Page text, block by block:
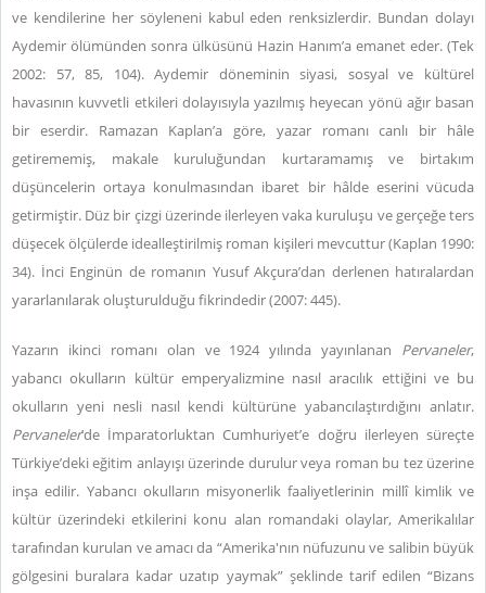
ve kendilerine her söyleneni kabul eden renksizlerdir. Bundan dolayı
Aydemir ölümünden sonra ülküsünü Hazin Hanım’a emanet eder. (Tek
2002: 57, 85, 104). Aydemir döneminin siyasi, sosyal ve kültürel
havasının kuvvetli etkileri dolayısıyla yazılmış heyecan yönü ağır basan
bir eserdir. Ramazan Kaplan’a göre, yazar romanı canlı bir hâle
getirememiş, makale kuruluğundan kurtaramamış ve birtakım
düşüncelerin ortaya konulmasından ibaret bir hâlde eserini vücuda
getirmiştir. Düz bir çizgi üzerinde ilerleyen vaka kuruluşu ve gerçeğe ters
düşecek ölçülerde idealleştirilmiş roman kişileri mevcuttur (Kaplan 1990:
34). İnci Enginün de romanın Yusuf Akçura’dan derlenen hatıralardan
yararlanılarak oluşturulduğu fikrindedir (2007: 445).
Yazarın ikinci romanı olan ve 1924 yılında yayınlanan Pervaneler,
yabancı okulların kültür emperyalizmine nasıl aracılık ettiğini ve bu
okulların yeni nesli nasıl kendi kültürüne yabancılaştırdığını anlatır.
Pervaneler’de İmparatorluktan Cumhuriyet’e doğru ilerleyen süreçte
Türkiye’deki eğitim anlayışı üzerinde durulur veya roman bu tez üzerine
inşa edilir. Yabancı okulların misyonerlik faaliyetlerinin millî kimlik ve
kültür üzerindeki etkilerini konu alan romandaki olaylar, Amerikalılar
tarafından kurulan ve amacı da “Amerika'nın nüfuzunu ve salibin büyük
gölgesini buralara kadar uzatıp yaymak” şeklinde tarif edilen “Bizans